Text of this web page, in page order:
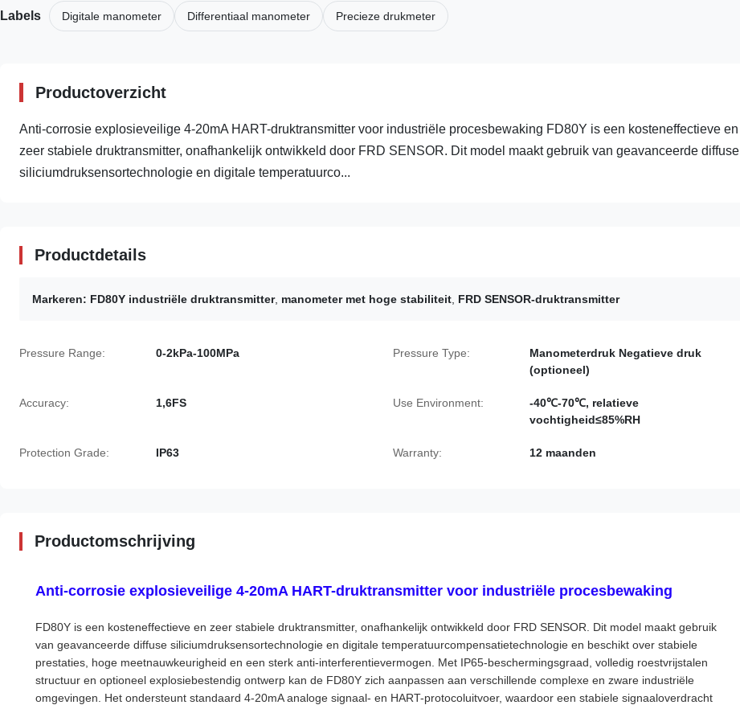
Labels Digitale manometer Differentiaal manometer Precieze drukmeter
Productoverzicht
Anti-corrosie explosieveilige 4-20mA HART-druktransmitter voor industriële procesbewaking FD80Y is een kosteneffectieve en
zeer stabiele druktransmitter, onafhankelijk ontwikkeld door FRD SENSOR. Dit model maakt gebruik van geavanceerde diffuse
siliciumdruksensortechnologie en digitale temperatuurco...
Productdetails
Markeren: FD80Y industriële druktransmitter, manometer met hoge stabiliteit FRD SENSOR-druktransmitter
Pressure Range: 0-2kPa-100MPa Pressure Type:
Manometerdruk Negatieve druk
(optioneel)
Accuracy: 1,6FS Use Environment:
-40℃-70℃, relatieve
vochtigheid≤85%RH
Protection Grade: IP63 Warranty: 12 maanden
Productomschrijving
Anti-corrosie explosieveilige 4-20mA HART-druktransmitter voor industriële procesbewaking
FD80Y is een kosteneffectieve en zeer stabiele druktransmitter, onafhankelijk ontwikkeld door FRD SENSOR. Dit model maakt gebruik
van geavanceerde diffuse siliciumdruksensortechnologie en digitale temperatuurcompensatietechnologie en beschikt over stabiele
prestaties, hoge meetnauwkeurigheid en een sterk anti-interferentievermogen. Met IP65-beschermingsgraad, volledig roestvrijstalen
structuur en optioneel explosiebestendig ontwerp kan de FD80Y zich aanpassen aan verschillende complexe en zware industriële
omgevingen. Het ondersteunt standaard 4-20mA analoge signaal- en HART-protocoluitvoer, waardoor een stabiele signaaloverdracht